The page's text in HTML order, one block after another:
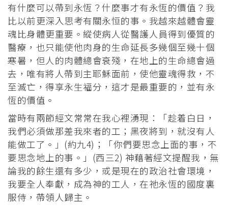
有什麼可以帶到永恆？什麼事才有永恆的價值？我
比以前更深入思考有關永恒的事。我越來越體會靈
魂比身體更重要。縱使病人從醫護人員得到優質的
醫療，也只能使他肉身的生命延長多幾個至幾十個
寒暑，但人的肉體總會衰殘，在地上的生命總會過
去，唯有將人帶到主耶穌面前，使他靈魂得救，不
至滅亡，得享永生福分，這才是最重要的，並有永
恆的價值。
當時有兩節經文常常在我心裡湧現：「趁着白日，
我們必須做那差我來者的工；黑夜將到，就沒有人
能做工了。」(約九4)；「你們要思念上面的事，不
要思念地上的事。」(西三2) 神藉著經文提醒我，無
論我的餘生還有多少，或是現在的政治社會環境，
我要全人奉獻，成為神的工人，在祂永恆的國度裏
服侍，帶領人歸主。